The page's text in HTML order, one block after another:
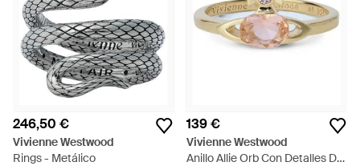
246,50 €
Vivienne Westwood
Rings - Metálico
139 €
Vivienne Westwood
Anillo Allie Orb Con Detalles De